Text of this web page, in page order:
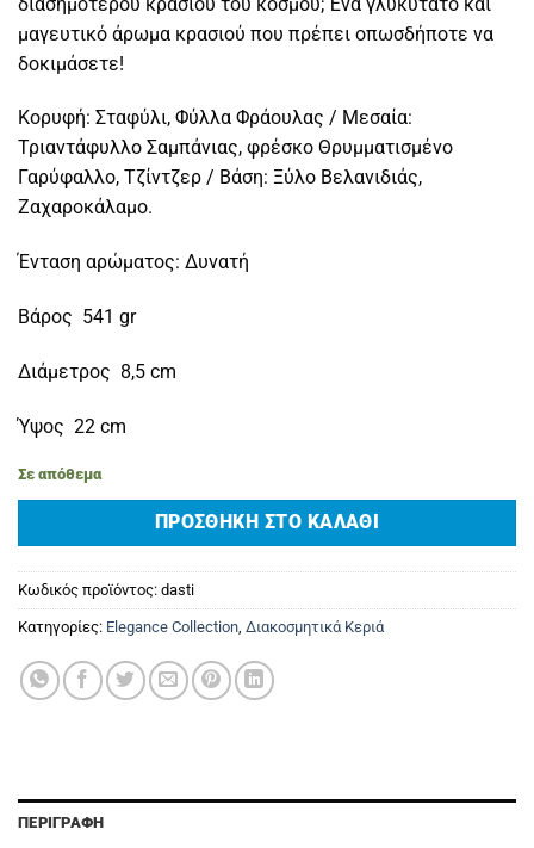
μαγευτικό άρωμα κρασιού που πρέπει οπωσδήποτε να
δοκιμάσετε!
Κορυφή: Σταφύλι, Φύλλα Φράουλας / Μεσαία:
Τριαντάφυλλο Σαμπάνιας, φρέσκο Θρυμματισμένο
Γαρύφαλλο, Τζίντζερ / Βάση: Ξύλο Βελανιδιάς,
Ζαχαροκάλαμο.
Ένταση αρώματος: Δυνατή
Βάρος 541 gr
Διάμετρος 8,5 cm
Ύψος 22 cm
Σε απόθεμα
ΠΡΟΣΘΉΚΗ ΣΤΟ ΚΑΛΆΘΙ
Κωδικός προϊόντος: dasti
Κατηγορίες: Elegance Collection Διακοσμητικά Κεριά
ΠΕΡΙΓΡΑΦΉ